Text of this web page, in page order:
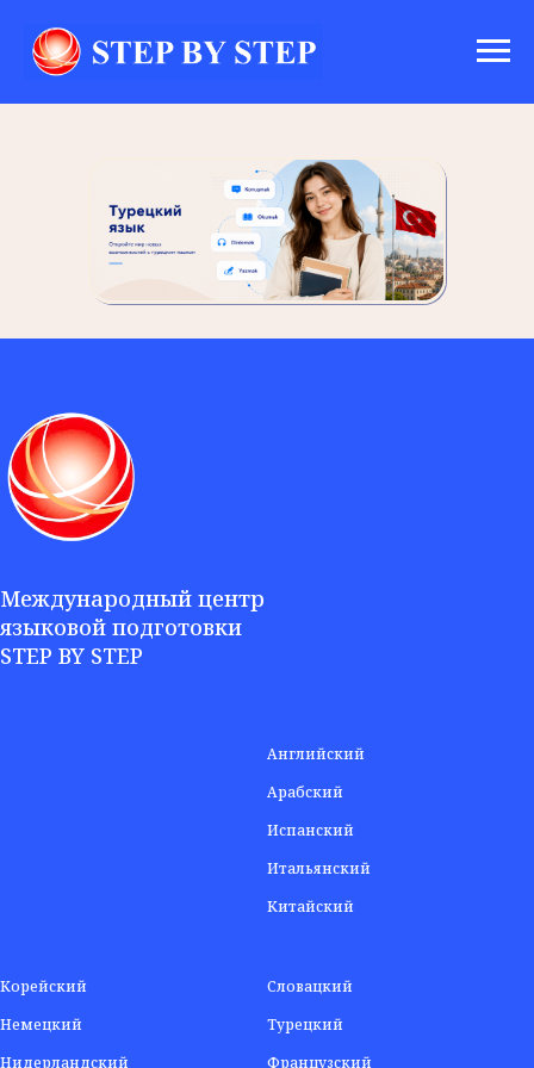
Международный центр
языковой подготовки
STEP BY STEP
Английский
Арабский
Испанский
Итальянский
Китайский
Корейский
Немецкий
Нидерландский
Словацкий
Турецкий
Французский